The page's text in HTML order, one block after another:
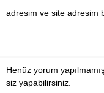
adresim ve site adresim
Henüz yorum
siz yapabilirsiniz.